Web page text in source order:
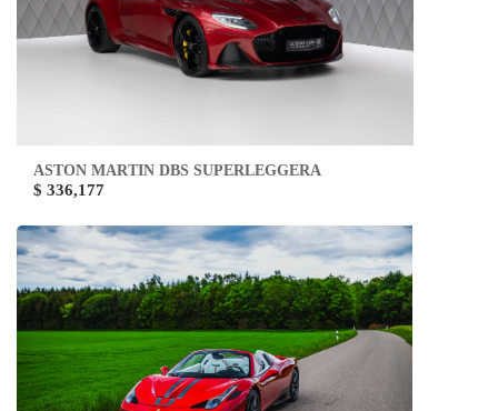
ASTON MARTIN DBS SUPERLEGGERA
$ 336,177